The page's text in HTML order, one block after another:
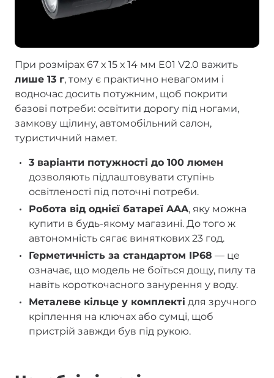
При розмірах 67 х 15 х 14 мм E01 V2.0 важить
лише 13 г, тому є практично невагомим і
водночас досить потужним, щоб покрити
базові потреби: освітити дорогу під ногами,
замкову щілину, автомобільний салон,
туристичний намет.
3 варіанти потужності до 100 люмен
дозволяють підлаштовувати ступінь
освітленості під поточні потреби.
Робота від однієї батареї AAA, яку можна
купити в будь-якому магазині. До того ж
автономність сягає виняткових 23 год.
Герметичність за стандартом IP68 — це
означає, що модель не боїться дощу, пилу та
навіть короткочасного занурення у воду.
Металеве кільце у комплекті для зручного
кріплення на ключах або сумці, щоб
пристрій завжди був під рукою.